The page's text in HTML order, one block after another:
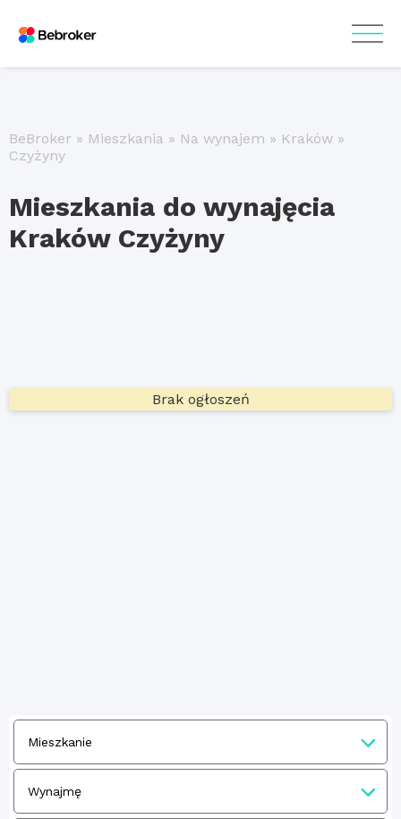
BeBroker » Mieszkania » Na wynajem » Kraków »
Czyżyny
Mieszkania do wynajęcia
Kraków Czyżyny
Brak ogłoszeń